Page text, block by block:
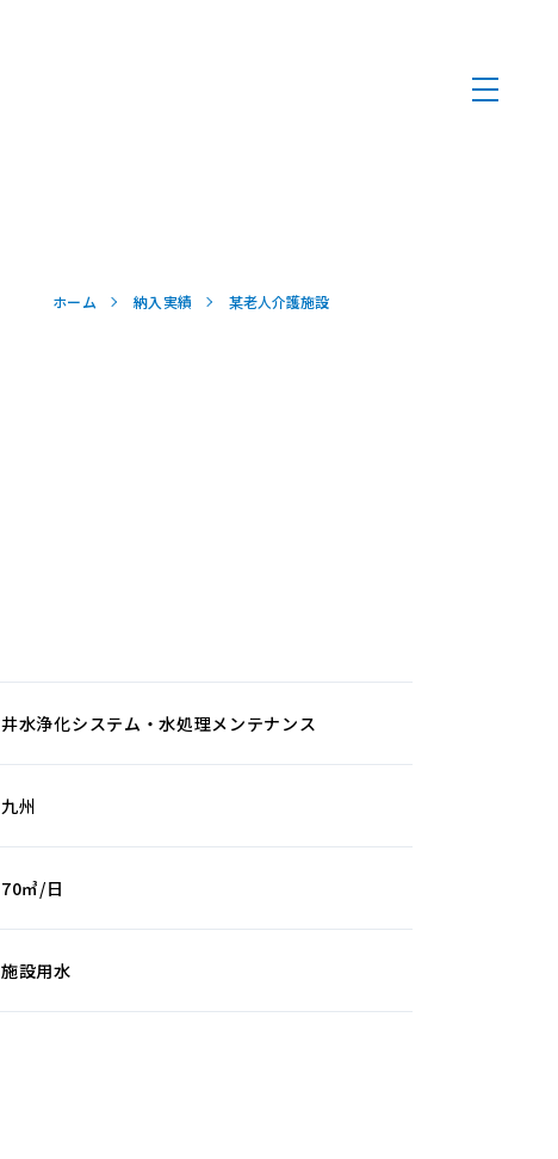
ホーム 納入実績 某老人介護施設
井水浄化システム・水処理メンテナンス
九州
70㎥/日
施設用水